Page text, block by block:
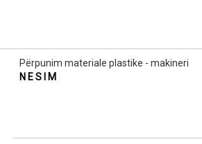
Përpunim materiale plastike - makineri
N E S I M